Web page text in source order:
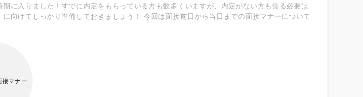
に入りました！すでに内定をもらっている方も数多くいますが、内定がない方も焦る必要は
向けてしっかり準備しておきましょう！ 今回は面接前日から当日までの面接マナーについて
接マナー